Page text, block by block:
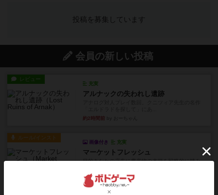
投稿を募集しています
会員の新しい投稿
レビュー
充実
アルナックの失われし遺跡
約2時間前
ルール/インスト
画像付き 充実
マーケットフレッシュ
目的あなたの店先に農産物の木箱を戦略的に積み
約6時間前 by jurong